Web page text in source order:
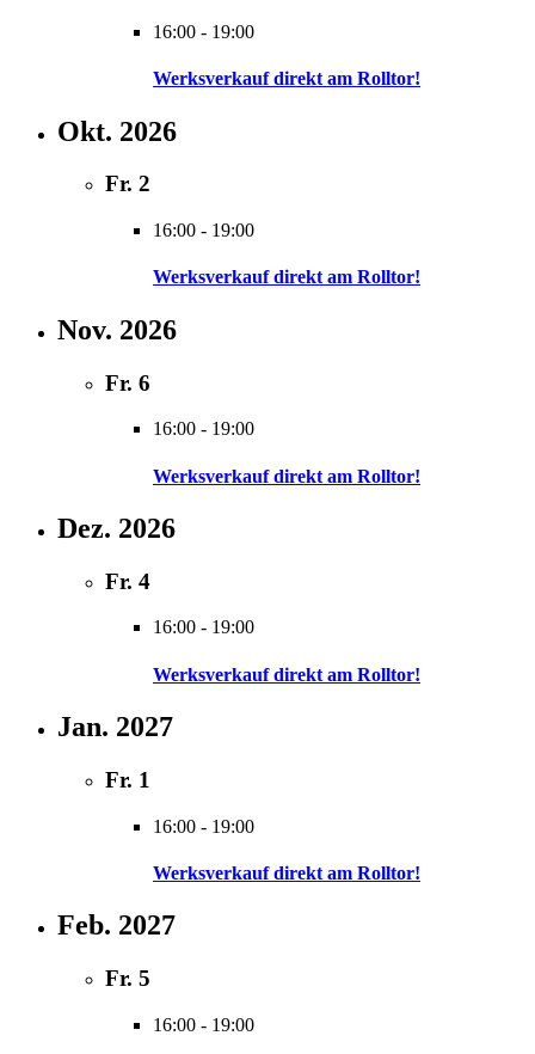
16:00 - 19:00
Werksverkauf direkt am Rolltor!
Okt. 2026
Fr. 2
16:00 - 19:00
Werksverkauf direkt am Rolltor!
Nov. 2026
Fr. 6
16:00 - 19:00
Werksverkauf direkt am Rolltor!
Dez. 2026
Fr. 4
16:00 - 19:00
Werksverkauf direkt am Rolltor!
Jan. 2027
Fr. 1
16:00 - 19:00
Werksverkauf direkt am Rolltor!
Feb. 2027
Fr. 5
16:00 - 19:00